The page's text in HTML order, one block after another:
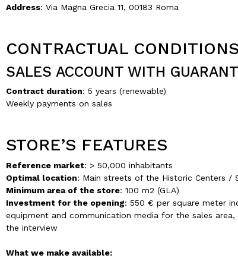
Address: Via Magna Grecia 11, 00183 Roma
CONTRACTUAL CONDITIONS
SALES ACCOUNT WITH
Contract duration: 5 years (renewable)
Weekly payments on sales
STORE’S FEATURES
Reference market: > 50,000 inhabitants
Optimal location: Main streets of the Historic Centers /
Minimum area of the store: 100 m2 (GLA)
Investment for the opening: 550 € per square meter
equipment and communication media for the sales
the interview
What we make available: